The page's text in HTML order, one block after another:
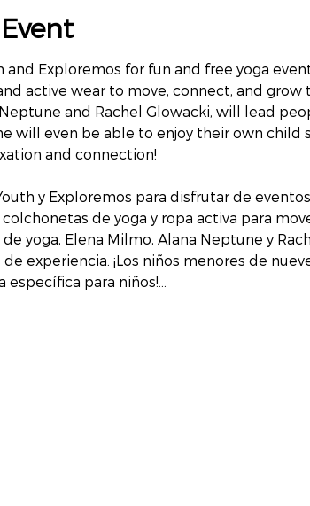
and Exploremos for fun and free yoga
active wear to move, connect, and
and Rachel Glowacki, will lead
will even be able to enjoy their own child
and connection!
y Exploremos para disfrutar de
de yoga y ropa activa para
yoga, Elena Milmo, Alana Neptune y
experiencia. ¡Los niños menores de
para niños!…